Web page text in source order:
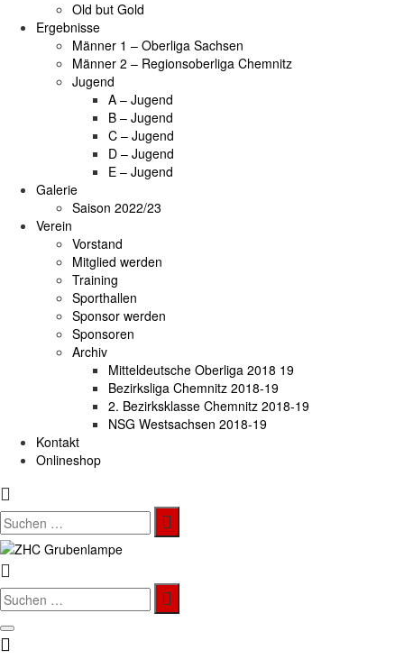
Old but Gold
Ergebnisse
Männer 1 – Oberliga Sachsen
Männer 2 – Regionsoberliga Chemnitz
Jugend
A – Jugend
B – Jugend
C – Jugend
D – Jugend
E – Jugend
Galerie
Saison 2022/23
Verein
Vorstand
Mitglied werden
Training
Sporthallen
Sponsor werden
Sponsoren
Archiv
Mitteldeutsche Oberliga 2018 19
Bezirksliga Chemnitz 2018-19
2. Bezirksklasse Chemnitz 2018-19
NSG Westsachsen 2018-19
Kontakt
Onlineshop
Search
for:
Search
for: